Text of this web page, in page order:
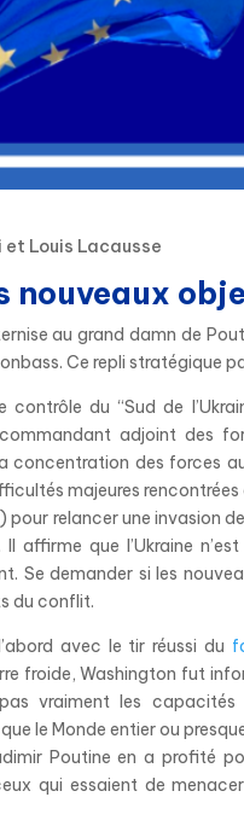
Louis Lacausse
nouveaux
au grand damn de
Ce repli stratégique
du “Sud de
commandant adjoint des
concentration des forces
majeures
relancer une invasion
affirme que l’Ukraine
Se demander si les
du conflit.
avec le tir réussi du
froide, Washington fut
vraiment les capacités
le Monde entier ou
Poutine en a profité
qui essaient de